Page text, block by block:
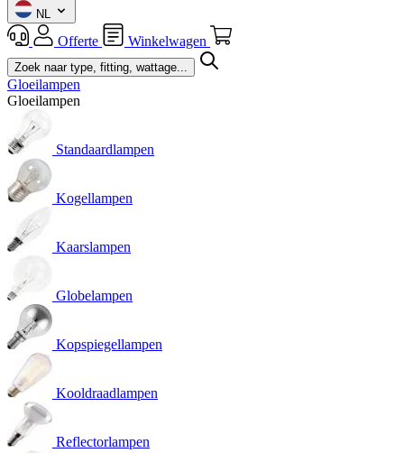
NL
Offerte Winkelwagen
Gloeilampen
Gloeilampen
Standaardlampen
Kogellampen
Kaarslampen
Globelampen
Kopspiegellampen
Kooldraadlampen
Reflectorlampen